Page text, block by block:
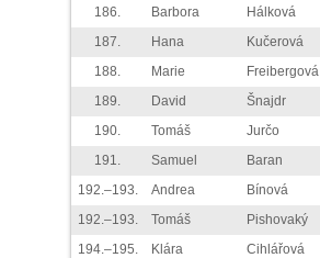
186.
Barbora Hálková
187.
Hana Kučerová
188.
Marie Freibergová
189.
David Šnajdr
190.
Tomáš Jurčo
191.
Samuel Baran
192.–193.
Andrea Bínová
192.–193.
Tomáš Pishovaký
194.–195.
Klára Cihlářová